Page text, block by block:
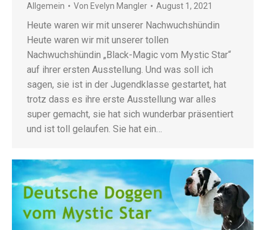
Allgemein Von Evelyn Mangler August 1, 2021
Heute waren wir mit unserer Nachwuchshündin
Heute waren wir mit unserer tollen
Nachwuchshündin „Black-Magic vom Mystic Star“
auf ihrer ersten Ausstellung. Und was soll ich
sagen, sie ist in der Jugendklasse gestartet, hat
trotz dass es ihre erste Ausstellung war alles
super gemacht, sie hat sich wunderbar präsentiert
und ist toll gelaufen. Sie hat ein…